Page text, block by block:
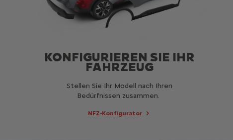
KONFIGURIEREN SIE IHR
FAHRZEUG
Stellen Sie Ihr Modell nach Ihren
Bedürfnissen zusammen.
NFZ-Konfigurator